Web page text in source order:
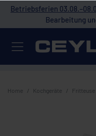
Betriebsferien
Bearbeitung
Home Kochgeräte Fritteuse